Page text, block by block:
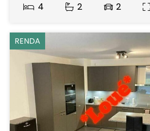
4 2 2
RENDA